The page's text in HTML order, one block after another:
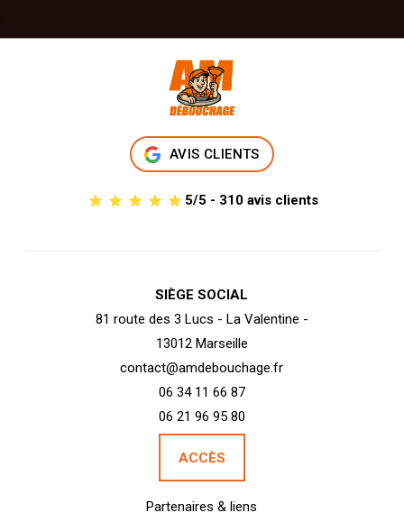
AVIS CLIENTS
5/5 - 310 avis clients
SIÈGE SOCIAL
81 route des 3 Lucs - La Valentine -
13012 Marseille
contact@amdebouchage.fr
06 34 11 66 87
06 21 96 95 80
ACCÈS
Partenaires & liens